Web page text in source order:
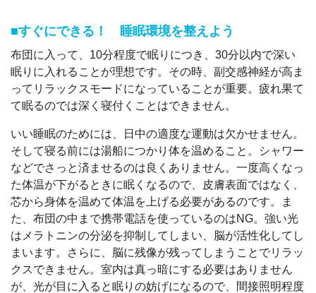
■すぐにできる！ 睡眠環境を整えよう
布団に入って、10分程度で眠りにつき、30分以内で深い
眠りに入れることが理想です。その時、副交感神経が高ま
ってリラックスモードになっていることが重要。疲れ果て
て眠るのでは深く寝付くことはできません。
いい睡眠のためには、日中の適度な運動は欠かせません。
そして寝る前には湯船につかり体を温めること。シャワー
などでさっと済ませるのは良くありません。一度高くなっ
た体温が下がるときに眠くなるので、皮膚表面ではなく、
芯から身体を温めて体温を上げる必要があるのです。ま
た、布団の中まで携帯電話を使っているのはNG。強い光
はメラトニンの分泌を抑制してしまい、脳が活性化してし
まいます。さらに、脳に残像が残ってしまうことでリラッ
クスできません。室内は真っ暗にする必要はありません
が、光が目に入ると眠りの妨げになるので、間接照明程度